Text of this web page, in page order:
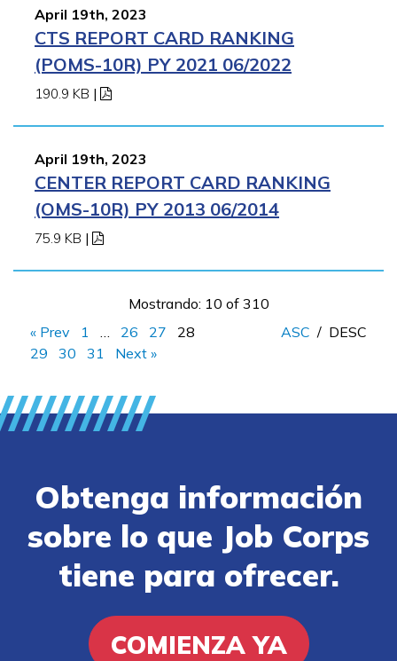
April 19th, 2023
CTS REPORT CARD RANKING
(POMS-10R) PY 2021 06/2022
190.9 KB |
April 19th, 2023
CENTER REPORT CARD RANKING
(OMS-10R) PY 2013 06/2014
75.9 KB |
Mostrando: 10 of 310
« Prev
1 26 27
28
29
30 31 Next »
ASC / DESC
Obtenga información
sobre lo que Job Corps
tiene para ofrecer.
COMIENZA YA